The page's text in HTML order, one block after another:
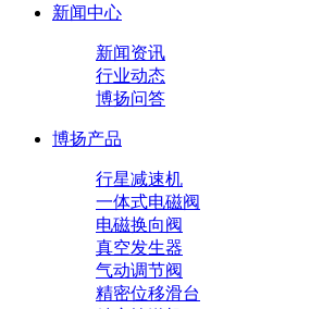
新闻中心
新闻资讯
行业动态
博扬问答
博扬产品
行星减速机
一体式电磁阀
电磁换向阀
真空发生器
气动调节阀
精密位移滑台